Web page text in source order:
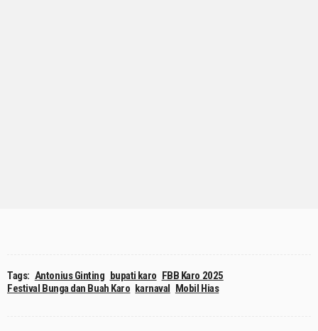
Tags: Antonius Ginting bupati karo
FBB Karo 2025
Festival Bunga dan Buah Karo karnaval Mobil Hias